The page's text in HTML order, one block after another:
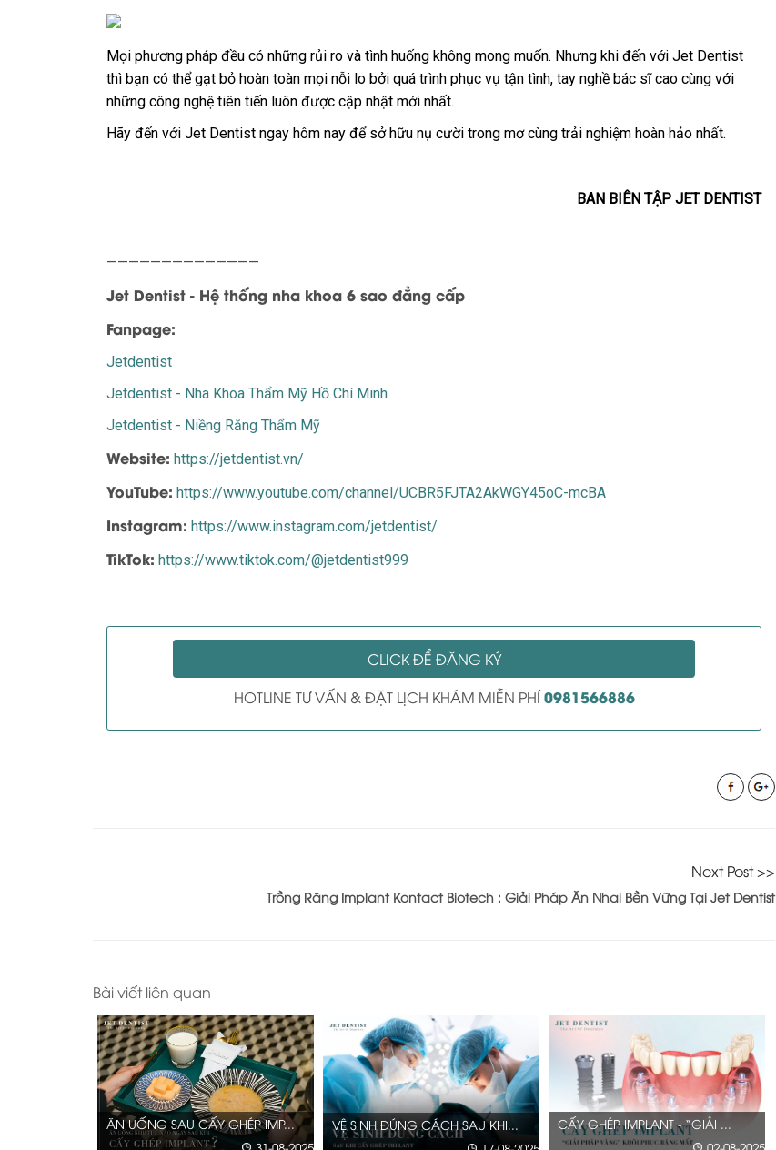
Mọi phương pháp đều có những rủi ro và tình huống không mong muốn. Nhưng khi đến với Jet Dentist
thì bạn có thể gạt bỏ hoàn toàn mọi nỗi lo bởi quá trình phục vụ tận tình, tay nghề bác sĩ cao cùng với
những công nghệ tiên tiến luôn được cập nhật mới nhất.
Hãy đến với Jet Dentist ngay hôm nay để sở hữu nụ cười trong mơ cùng trải nghiệm hoàn hảo nhất.
BAN BIÊN TẬP JET DENTIST
——————————————
Jet Dentist - Hệ thống nha khoa 6 sao đẳng cấp
Fanpage:
Jetdentist
Jetdentist - Nha Khoa Thẩm Mỹ Hồ Chí Minh
Jetdentist - Niềng Răng Thẩm Mỹ
Website: https://jetdentist.vn/
YouTube: https://www.youtube.com/channel/UCBR5FJTA2AkWGY45oC-mcBA
Instagram: https://www.instagram.com/jetdentist/
TikTok: https://www.tiktok.com/@jetdentist999
CLICK ĐỂ ĐĂNG KÝ
HOTLINE TƯ VẤN & ĐẶT LỊCH KHÁM MIỄN PHÍ0981566886
Next Post >>
Trồng Răng Implant Kontact Biotech : Giải Pháp Ăn Nhai Bền Vững Tại Jet Dentist
Bài viết liên quan
VỆ SINH ĐÚNG CÁCH SAU KHI...
CẤY GHÉP IMPLANT - “GIẢI ...
VENEER EMAX PRESS – SỰ LỰ...